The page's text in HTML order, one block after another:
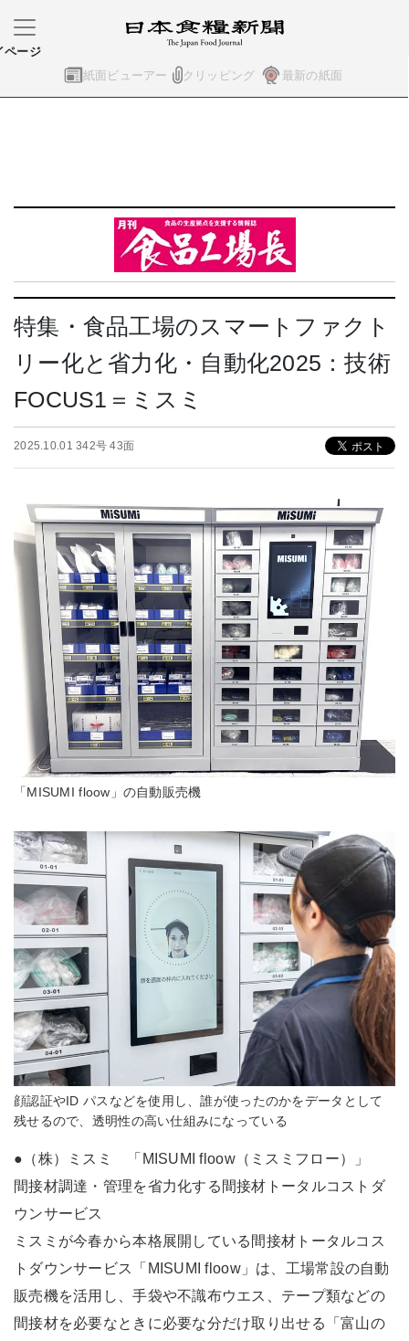
紙面ビューアー クリッピング 最新の紙面
ページ
特集・食品工場のスマートファクト
リー化と省力化・自動化2025：技術
FOCUS1＝ミスミ
2025.10.01 342号 43面
「MISUMI floow」の自動販売機
顔認証やID パスなどを使用し、誰が使ったのかをデータとして
残せるので、透明性の高い仕組みになっている
●（株）ミスミ 「MISUMI floow（ミスミフロー）」
間接材調達・管理を省力化する間接材トータルコストダ
ウンサービス
ミスミが今春から本格展開している間接材トータルコス
トダウンサービス「MISUMI floow」は、工場常設の自動
販売機を活用し、手袋や不識布ウエス、テープ類などの
間接材を必要なときに必要な分だけ取り出せる「富山の